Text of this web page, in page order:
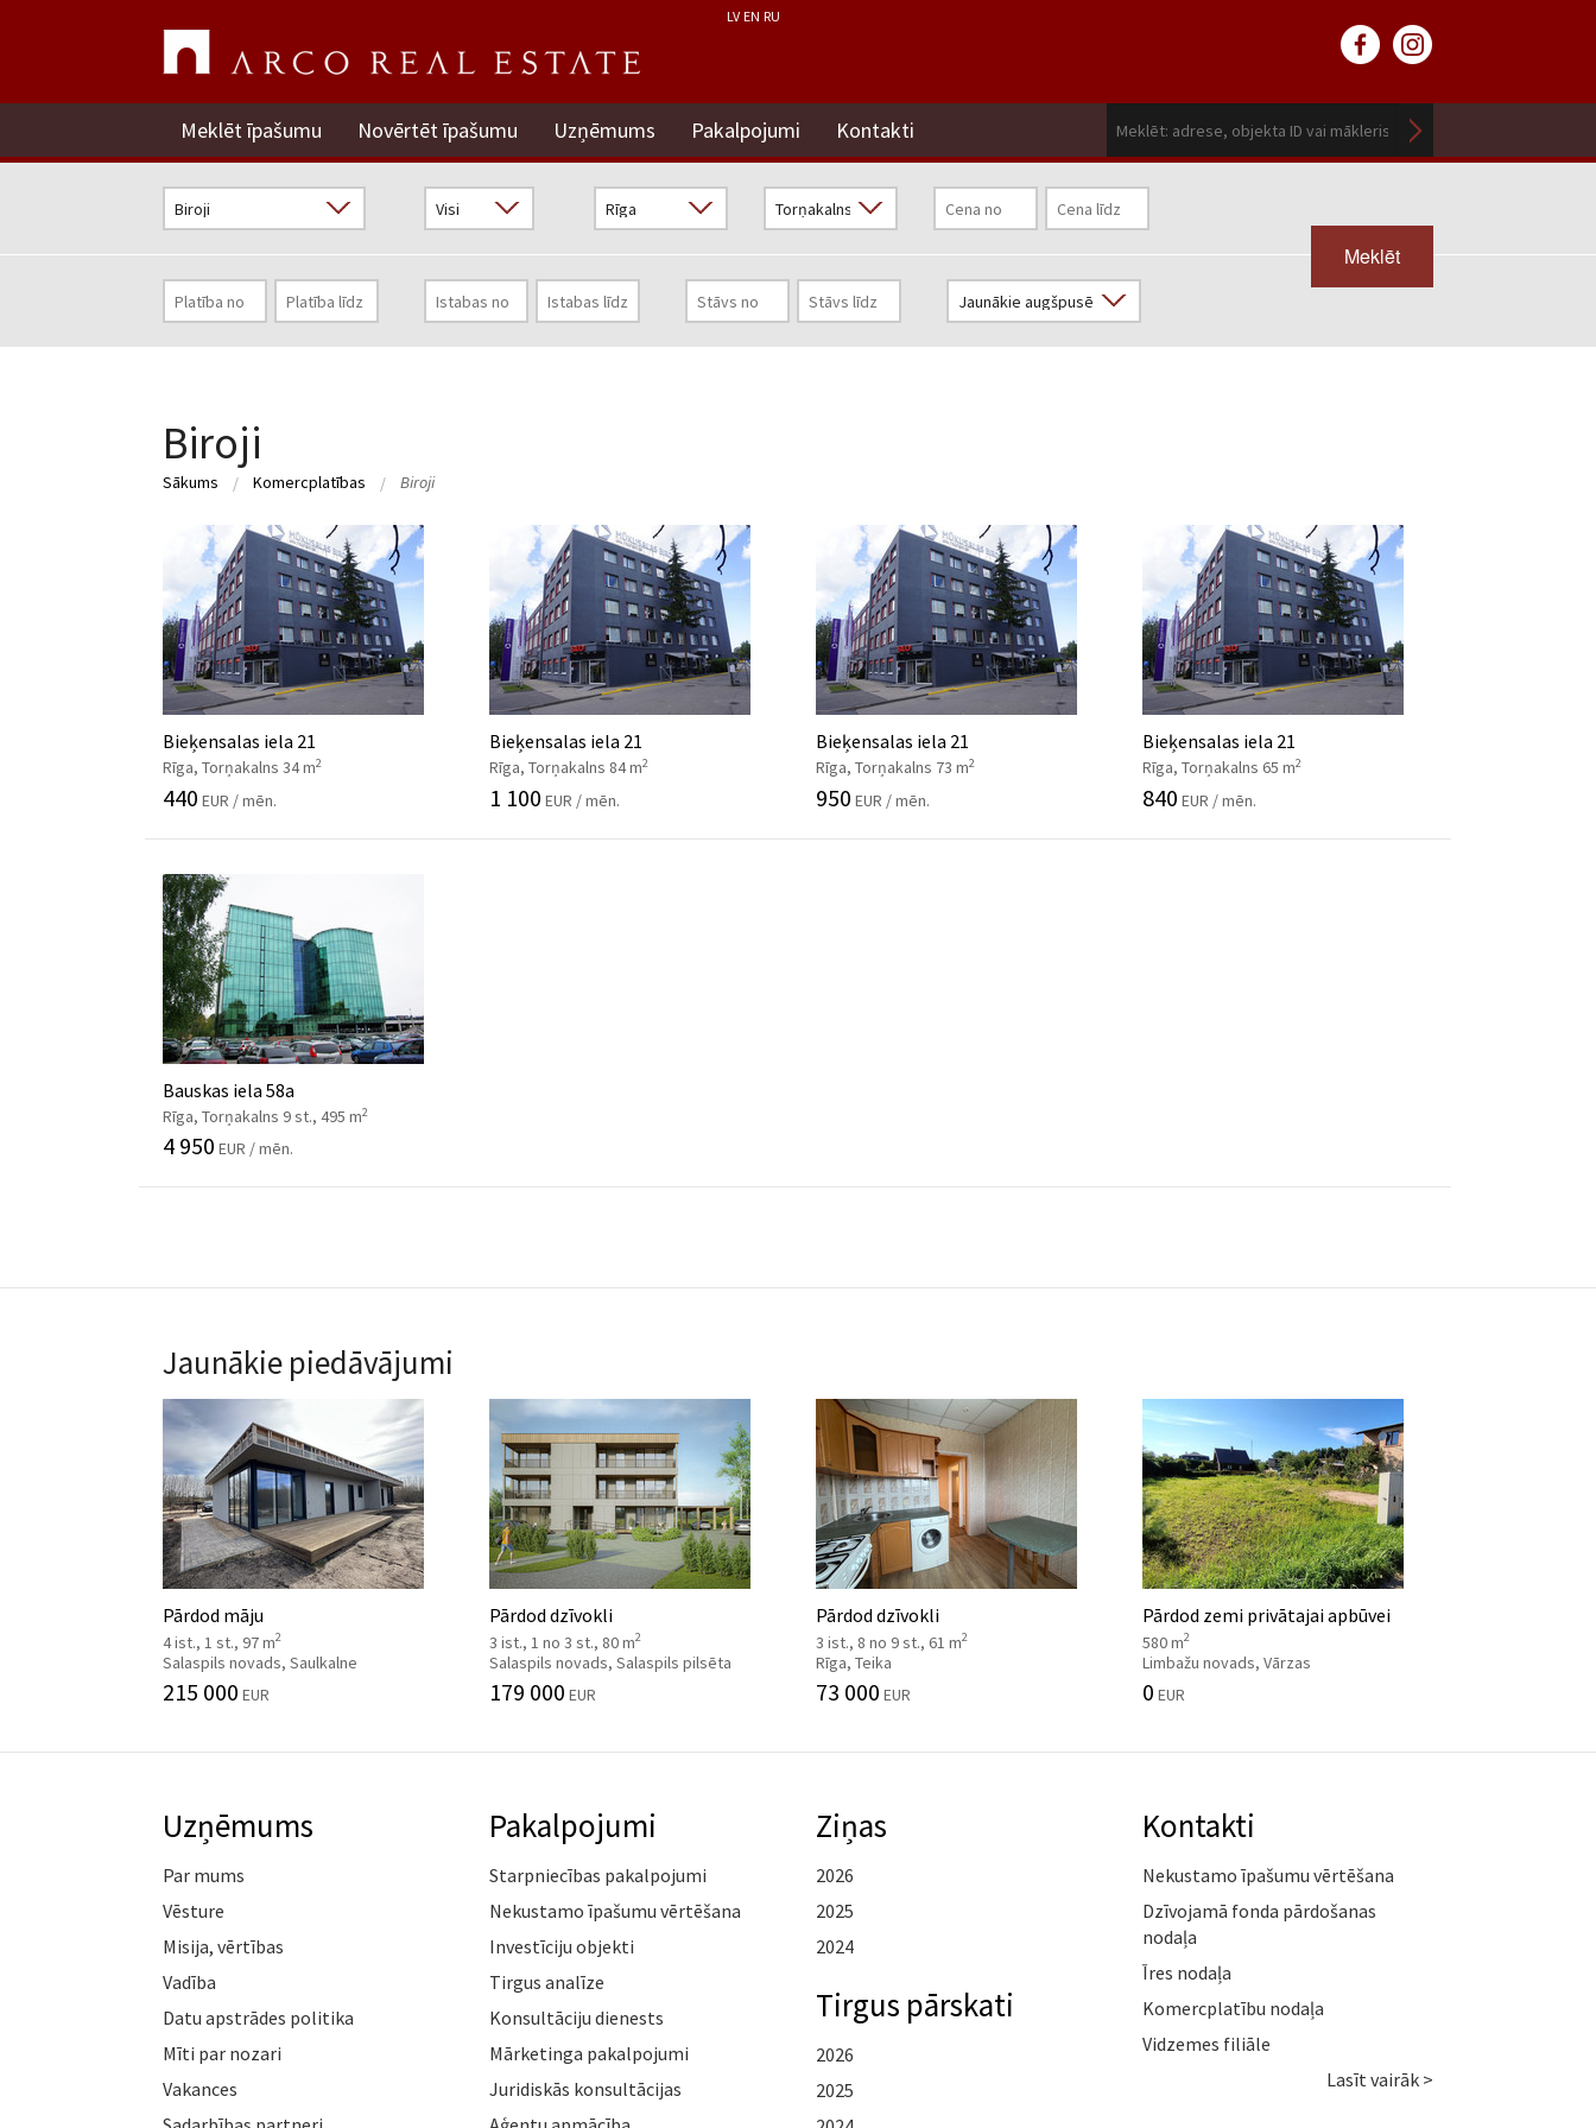
LV EN RU
Meklēt īpašumu Novērtēt īpašumu Uzņēmums Pakalpojumi Kontakti
Meklēt
Biroji
Sākums Komercplatības Biroji
Bieķensalas iela 21
Rīga, Torņakalns 34 m2
440 EUR / mēn.
Bieķensalas iela 21
Rīga, Torņakalns 84 m2
1 100 EUR / mēn.
Bieķensalas iela 21
Rīga, Torņakalns 73 m2
950 EUR / mēn.
Bieķensalas iela 21
Rīga, Torņakalns 65 m2
840 EUR / mēn.
Bauskas iela 58a
Rīga, Torņakalns 9 st., 495 m2
4 950 EUR / mēn.
Jaunākie piedāvājumi
Pārdod māju
4 ist., 1 st., 97 m2
Salaspils novads, Saulkalne
215 000 EUR
Pārdod dzīvokli
3 ist., 1 no 3 st., 80 m2
Salaspils novads, Salaspils pilsēta
179 000 EUR
Pārdod dzīvokli
3 ist., 8 no 9 st., 61 m2
Rīga, Teika
73 000 EUR
Pārdod zemi privātajai apbūvei
580 m2
Limbažu novads, Vārzas
0 EUR
Uzņēmums
Par mums
Vēsture
Misija, vērtības
Vadība
Datu apstrādes politika
Mīti par nozari
Vakances
Pakalpojumi
Starpniecības pakalpojumi
Nekustamo īpašumu vērtēšana
Investīciju objekti
Tirgus analīze
Konsultāciju dienests
Mārketinga pakalpojumi
Juridiskās konsultācijas
Ziņas
2026
2025
2024
Tirgus pārskati
2026
2025
Kontakti
Nekustamo īpašumu vērtēšana
Dzīvojamā fonda pārdošanas
nodaļa
Īres nodaļa
Komercplatību nodaļa
Vidzemes filiāle
Lasīt vairāk >